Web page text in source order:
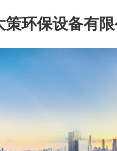
策环保设备有